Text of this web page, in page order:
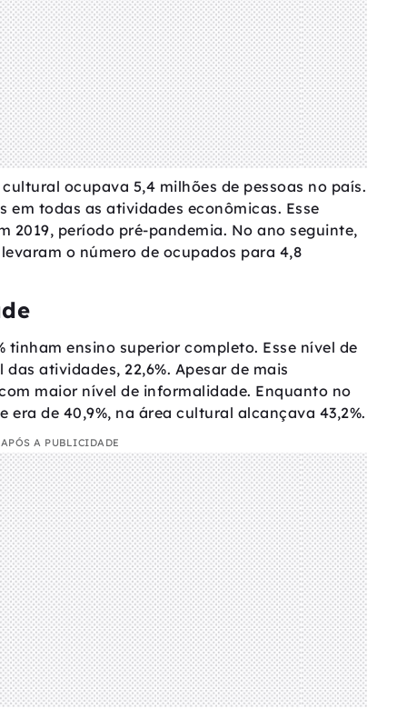
ocupava 5,4 milhões de pessoas no país.
em todas as atividades econômicas. Esse
2019, período pré-pandemia. No ano seguinte,
o número de ocupados para 4,8
ensino superior completo. Esse nível de
atividades, 22,6%. Apesar de mais
maior nível de informalidade. Enquanto no
de 40,9%, na área cultural alcançava 43,2%.
A PUBLICIDADE